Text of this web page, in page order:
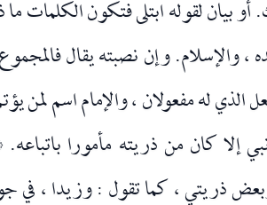
بيان لقوله ابتلى فتكون الكلمات
، والإسلام. وإن نصبته يقال
له مفعولان ، والإمام اسم لمن
إلا كان من ذريته مأمورا باتباعه.
ذريتي ، كما تقول : وزيدا ، في